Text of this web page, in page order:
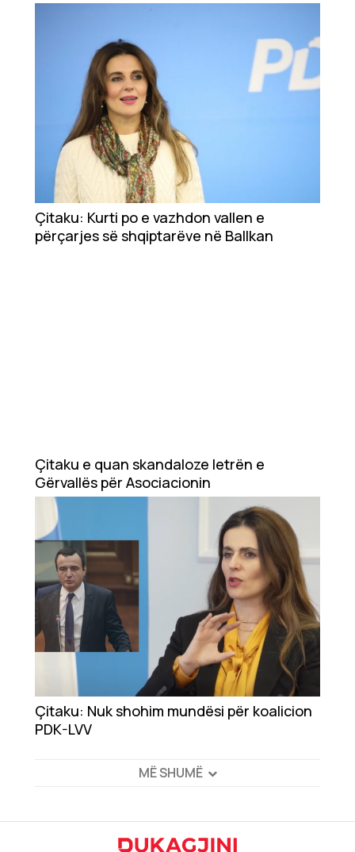
Çitaku: Kurti po e vazhdon vallen e
përçarjes së shqiptarëve në Ballkan
Çitaku e quan skandaloze letrën e
Gërvallës për Asociacionin
Çitaku: Nuk shohim mundësi për koalicion
PDK-LVV
MË SHUMË